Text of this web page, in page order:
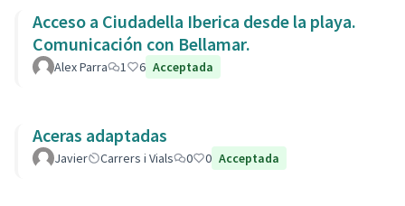
Acceso a Ciudadella Iberica desde la playa.
Comunicación con Bellamar.
Alex Parra 1 6 Acceptada
Aceras adaptadas
Javier Carrers i Vials 0 0 Acceptada